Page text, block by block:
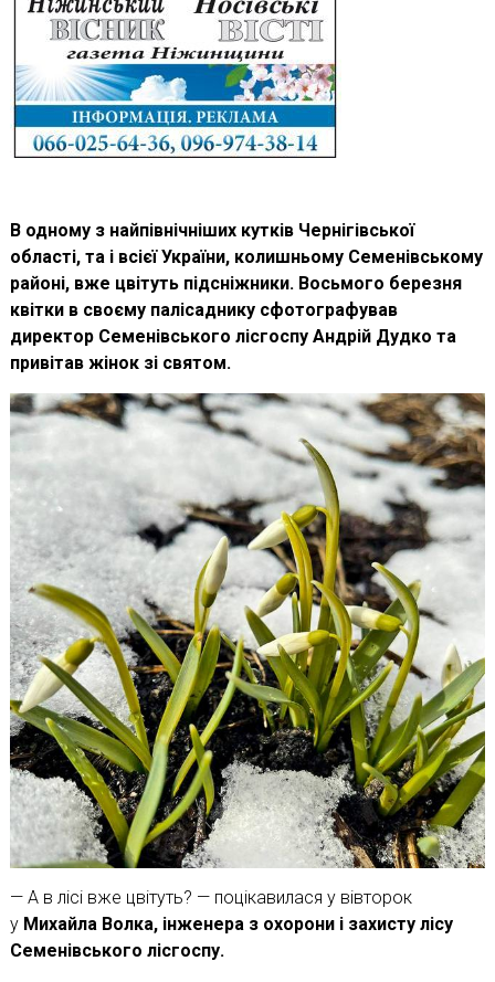
В одному з найпівнічніших кутків Чернігівської
області, та і всієї України, колишньому Семенівському
районі, вже цвітуть підсніжники. Восьмого березня
квітки в своєму палісаднику сфотографував
директор Семенівського лісгоспу Андрій Дудко та
привітав жінок зі святом.
— А в лісі вже цвітуть? — поцікавилася у вівторок
уМихайла Волка, інженера з охорони і захисту лісу
Семенівського лісгоспу.